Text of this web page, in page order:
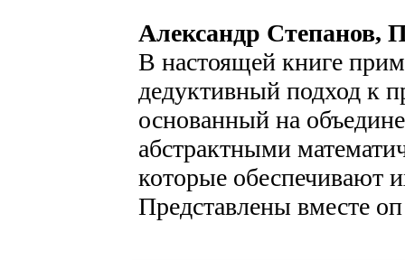
Александр Степанов,
В настоящей книге
дедуктивный подход к
основанный на
абстрактными
которые обеспечивают
Представлены вместе